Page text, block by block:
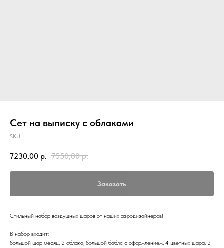
Сет на выписку с облаками
SKU:
7230,00 р. 7550,00 р.
Заказать
Стильный набор воздушных шаров от наших аэродизайнеров!
В набор входит:
большой шар месяц, 2 облака, большой баблс с оформлением, 4 цветных шара, 2